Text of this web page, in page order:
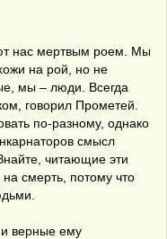
нас мертвым роем. Мы
на рой, но не
мы – люди. Всегда
говорил Прометей.
по-разному, однако
смысл
читающие эти
смерть, потому что
верные ему